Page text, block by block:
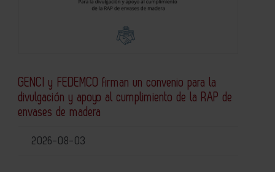
GENCI y FEDEMCO firman un convenio para la
divulgación y apoyo al cumplimiento de la RAP de
envases de madera
2026-08-03